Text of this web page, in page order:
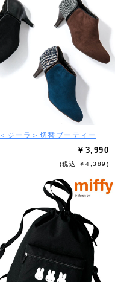
＜ジーラ＞切替ブーティー
￥3,990
(税込 ￥4,389)